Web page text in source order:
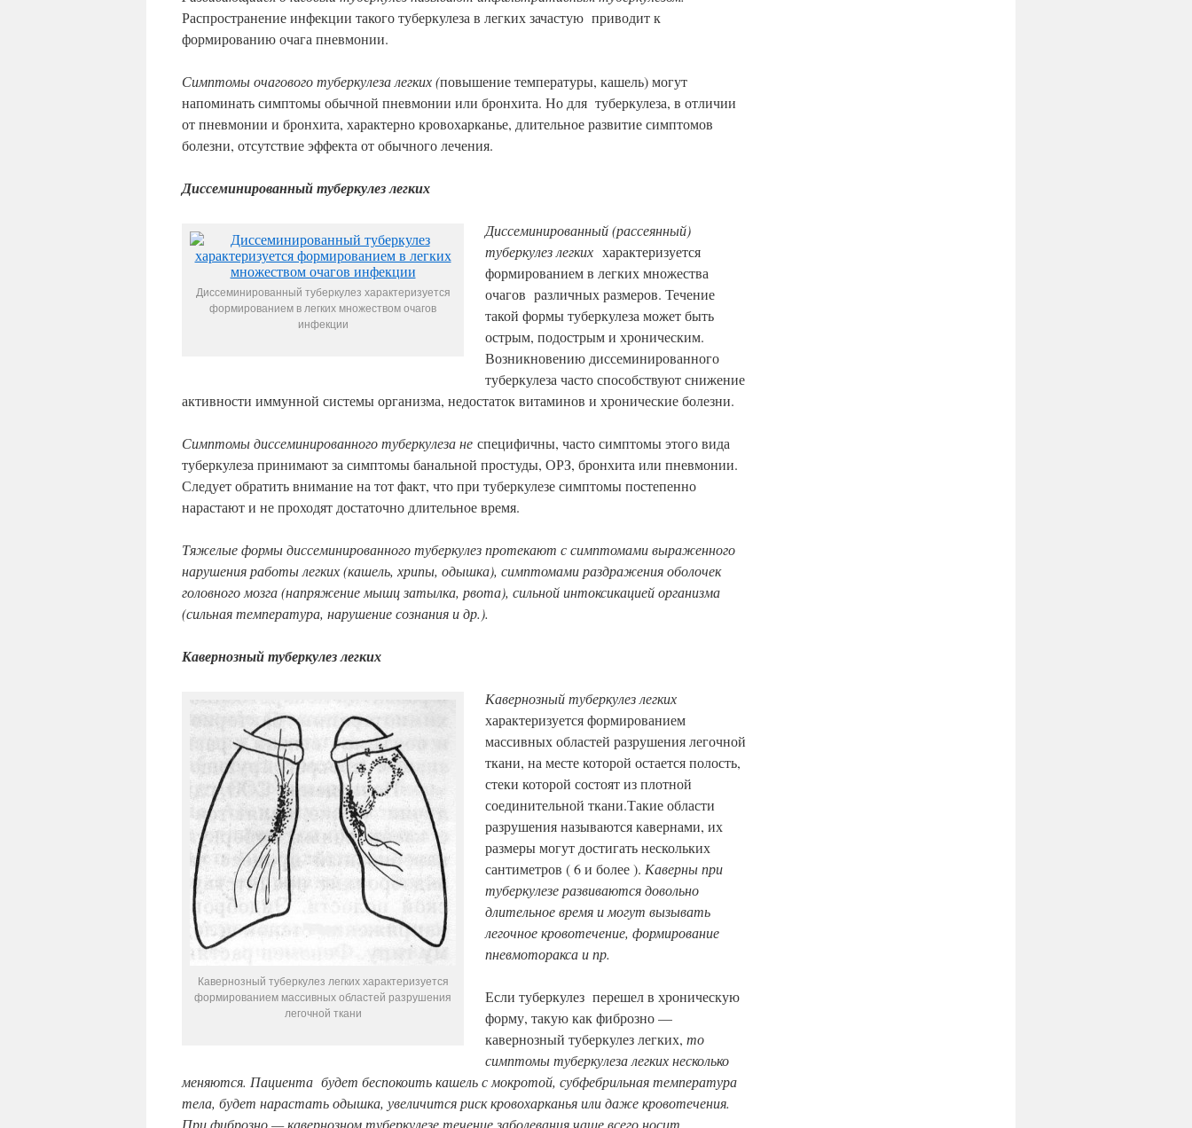
Распространение инфекции такого туберкулеза в легких зачастую приводит к
формированию очага пневмонии.
Симптомы очагового туберкулезалегких (повышение температуры, кашель) могут
напоминать симптомы обычной пневмонии или бронхита. Но для туберкулеза, в отличии
от пневмонии и бронхита, характерно кровохарканье, длительное развитие симптомов
болезни, отсутствие эффекта от обычного лечения.
Диссеминированный туберкулез легких
Диссеминированный туберкулез характеризуется
формированием в легких множеством очагов
инфекции
Диссеминированный (рассеянный)
туберкулез легких характеризуется
формированием в легких множества
очагов различных размеров. Течение
такой формы туберкулеза может быть
острым, подострым и хроническим.
Возникновению диссеминированного
туберкулеза часто способствуют снижение
активности иммунной системы организма, недостаток витаминов и хронические болезни.
Симптомы диссеминированного туберкулеза не специфичны, часто симптомы этого вида
туберкулеза принимают за симптомы банальной простуды, ОРЗ, бронхита или пневмонии.
Следует обратить внимание на тот факт, что при туберкулезе симптомы постепенно
нарастают и не проходят достаточно длительное время.
Тяжелые формы диссеминированного туберкулез протекают с симптомами выраженного
нарушения работы легких (кашель, хрипы, одышка), симптомами раздражения оболочек
головного мозга (напряжение мышц затылка, рвота), сильной интоксикацией организма
(сильная температура, нарушение сознания и др.).
Кавернозный туберкулез легких
Кавернозный туберкулез легких характеризуется
формированием массивных областей разрушения
легочной ткани
Кавернозный туберкулез легких
характеризуется формированием
массивных областей разрушения легочной
ткани, на месте которой остается полость,
стеки которой состоят из плотной
соединительной ткани.Такие области
разрушения называются кавернами, их
размеры могут достигать нескольких
сантиметров ( 6 и более ). Каверны при
туберкулезе развиваются довольно
длительное время и могут вызывать
легочное кровотечение, формирование
пневмоторакса и пр.
Если туберкулез перешел в хроническую
форму, такую как фиброзно —
кавернозный туберкулез легких, то
симптомы туберкулеза легких несколько
меняются. Пациента будет беспокоить кашель с мокротой, субфебрильная температура
тела, будет нарастать одышка, увеличится риск кровохарканья или даже кровотечения.
При фиброзно — кавернозном туберкулезе течение заболевания чаще всего носит